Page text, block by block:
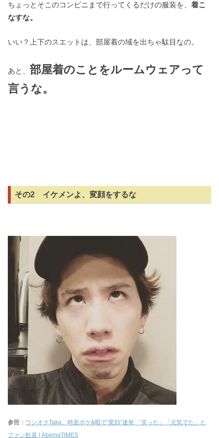
ちょっとそこのコンビニまで行ってくるだけの服装を、着こ
なすな。
いい？上下のスエットは、部屋着の域を出ちゃ駄目なの。
あと、部屋着のことをルームウェアって
言うな。
その2 イケメンよ、変顔をするな
参照： ワンオクTaka、時差ボケ&暇で“変顔”連発 「笑った」「元気でた」と
ファン歓喜 | AbemaTIMES